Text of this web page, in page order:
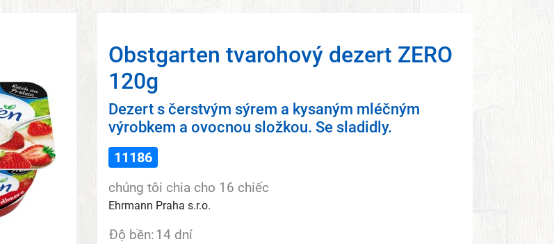
Obstgarten tvarohový dezert ZERO
120g
Dezert s čerstvým sýrem a kysaným mléčným
výrobkem a ovocnou složkou. Se sladidly.
11186
chúng tôi chia cho 16 chiếc
Ehrmann Praha s.r.o.
Độ bền:14 dní